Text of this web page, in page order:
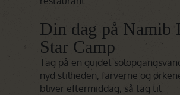
Din dag på Namib
Star Camp
Tag på en guidet
nyd stilheden, farverne og
bliver eftermiddag, så tag til